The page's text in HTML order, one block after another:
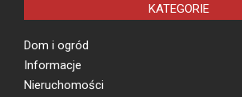
KATEGORIE
Dom i ogród
Informacje
Nieruchomości